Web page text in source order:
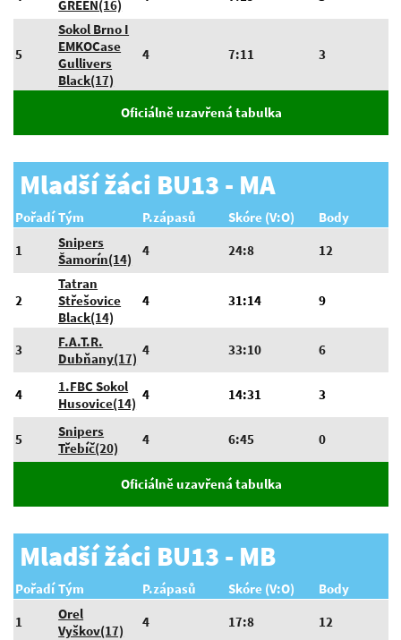
GREEN(16)
5
Sokol Brno I
EMKOCase
Gullivers
Black(17)
4 7:11 3
Oficiálně uzavřená tabulka
Mladší žáci BU13 - MA
Pořadí Tým P.zápasů Skóre (V:O)
Body
1
Snipers
Šamorín(14)
4 24:8 12
2
Tatran
Střešovice
Black(14)
4 31:14 9
3
F.A.T.R.
Dubňany(17)
4 33:10 6
4
1.FBC Sokol
Husovice(14)
4 14:31 3
5
Snipers
Třebíč(20)
4 6:45 0
Oficiálně uzavřená tabulka
Mladší žáci BU13 - MB
Pořadí Tým P.zápasů Skóre (V:O)
Body
1
Orel
Vyškov(17)
4 17:8 12